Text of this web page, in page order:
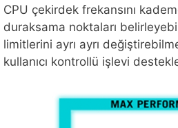
CPU çekirdek frekansını
duraksama noktaları
limitlerini ayrı ayrı
kullanıcı kontrollü işlevi